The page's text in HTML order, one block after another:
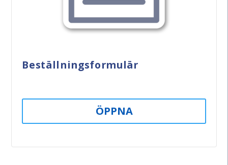
Beställningsformulär
ÖPPNA